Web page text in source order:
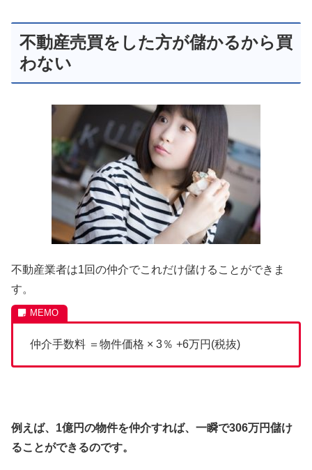
不動産売買をした方が儲かるから買
わない
不動産業者は1回の仲介でこれだけ儲けることができま
す。
仲介手数料 ＝物件価格 × 3％ +6万円(税抜)
例えば、1億円の物件を仲介すれば、一瞬で306万円儲け
ることができるのです。